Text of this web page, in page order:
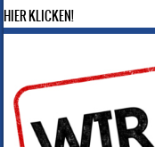
HIER KLICKEN!